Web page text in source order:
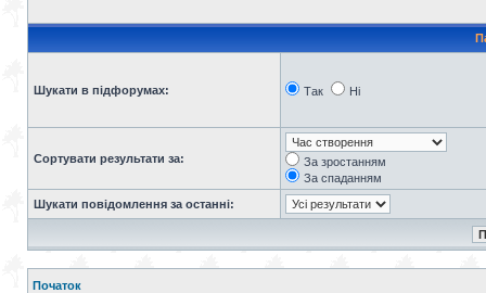
Шукати в підфорумах: Так Ні
Сортувати результати за:
За зростанням
За спаданням
Шукати повідомлення за останні:
Початок